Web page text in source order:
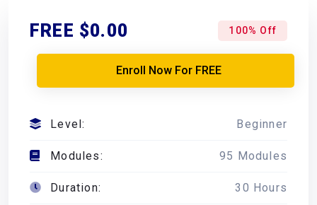
FREE $0.00 100% Off
Enroll Now For FREE
Level: Beginner
Modules: 95 Modules
Duration: 30 Hours